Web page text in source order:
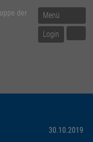
Menü
Login
der
30.10.2019